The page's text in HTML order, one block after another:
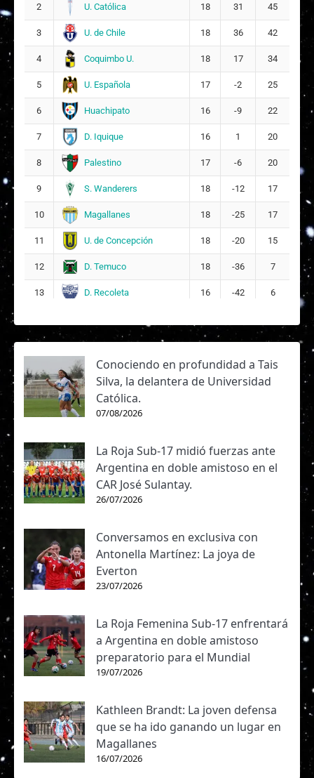
2 U. Católica 18 31 45
3 U. de Chile 18 36 42
4 Coquimbo U. 18 17 34
5 U. Española 17 -2 25
6 Huachipato 16 -9 22
7 D. Iquique 16 1 20
8 Palestino 17 -6 20
9 S. Wanderers 18 -12 17
10 Magallanes 18 -25 17
11 U. de Concepción 18 -20 15
12 D. Temuco 18 -36 7
13 D. Recoleta 16 -42 6
Conociendo en profundidad a Tais
Silva, la delantera de Universidad
Católica.
07/08/2026
La Roja Sub-17 midió fuerzas ante
Argentina en doble amistoso en el
CAR José Sulantay.
26/07/2026
Conversamos en exclusiva con
Antonella Martínez: La joya de
Everton
23/07/2026
La Roja Femenina Sub-17 enfrentará
a Argentina en doble amistoso
preparatorio para el Mundial
19/07/2026
Kathleen Brandt: La joven defensa
que se ha ido ganando un lugar en
Magallanes
16/07/2026